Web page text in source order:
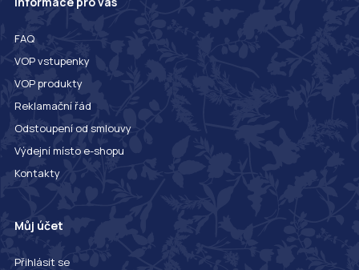
FAQ
VOP vstupenky
VOP produkty
Reklamační řád
Odstoupení od smlouvy
Výdejní místo e-shopu
Kontakty
Můj účet
Přihlásit se